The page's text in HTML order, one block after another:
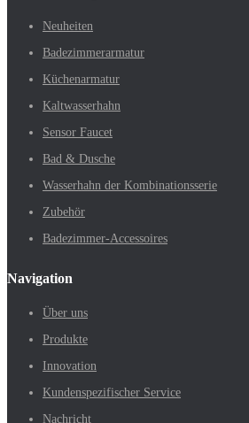
Neuheiten
Badezimmerarmatur
Küchenarmatur
Kaltwasserhahn
Sensor Faucet
Bad & Dusche
Wasserhahn der Kombinationsserie
Zubehör
Badezimmer-Accessoires
Navigation
Über uns
Produkte
Innovation
Kundenspezifischer Service
Nachricht